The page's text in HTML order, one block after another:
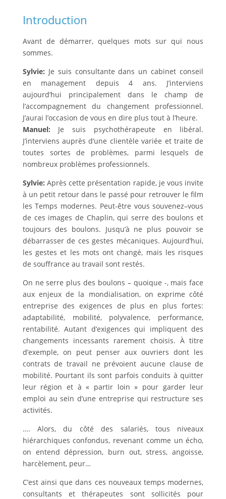
Introduction
Avant de démarrer, quelques mots sur qui nous
sommes.
Sylvie: Je suis consultante dans un cabinet conseil
en management depuis 4 ans. J’interviens
aujourd’hui principalement dans le champ de
l’accompagnement du changement professionnel.
J’aurai l’occasion de vous en dire plus tout à l’heure.
Manuel: Je suis psychothérapeute en libéral.
J’interviens auprès d’une clientèle variée et traite de
toutes sortes de problèmes, parmi lesquels de
nombreux problèmes professionnels.
Sylvie: Après cette présentation rapide, je vous invite
à un petit retour dans le passé pour retrouver le film
les Temps modernes. Peut-être vous souvenez–vous
de ces images de Chaplin, qui serre des boulons et
toujours des boulons. Jusqu’à ne plus pouvoir se
débarrasser de ces gestes mécaniques. Aujourd’hui,
les gestes et les mots ont changé, mais les risques
de souffrance au travail sont restés.
On ne serre plus des boulons – quoique -, mais face
aux enjeux de la mondialisation, on exprime côté
entreprise des exigences de plus en plus fortes:
adaptabilité, mobilité, polyvalence, performance,
rentabilité. Autant d’exigences qui impliquent des
changements incessants rarement choisis. À titre
d’exemple, on peut penser aux ouvriers dont les
contrats de travail ne prévoient aucune clause de
mobilité. Pourtant ils sont parfois conduits à quitter
leur région et à « partir loin » pour garder leur
emploi au sein d’une entreprise qui restructure ses
activités.
…. Alors, du côté des salariés, tous niveaux
hiérarchiques confondus, revenant comme un écho,
on entend dépression, burn out, stress, angoisse,
harcèlement, peur…
C’est ainsi que dans ces nouveaux temps modernes,
consultants et thérapeutes sont sollicités pour